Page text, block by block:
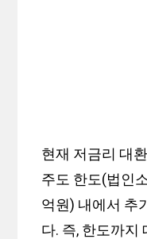
현재 저금리 대
주도 한도(법인
억원) 내에서 추
다. 즉, 한도까지